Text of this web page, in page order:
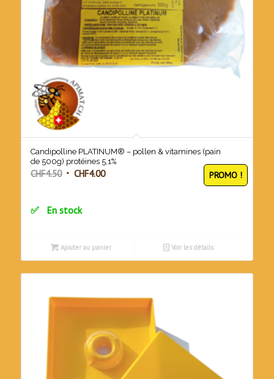
Candipolline PLATINUM® – pollen & vitamines (pain
de 500g) protéines 5,1%
CHF4.50 Le
était :
CHF4.00Le
PROMO !
En stock
Ajouter au panier Voir les détails